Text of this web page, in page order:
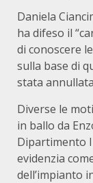
Daniela
ha difeso il
di conoscere
sulla base di
stata
Diverse le
in ballo da
Dipartimento
evidenzia
dell’impianto